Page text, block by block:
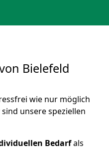
Bielefeld
wie nur möglich
unsere speziellen
Bedarfals